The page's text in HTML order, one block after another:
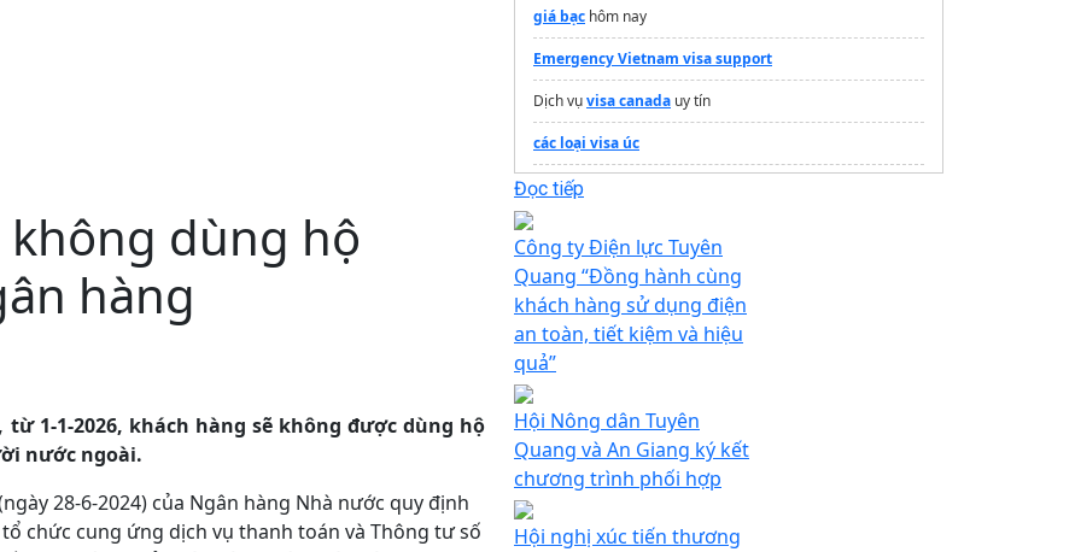
không dùng hộ
hàng
1-1-2026, khách hàng sẽ không được dùng hộ
nước ngoài.
28-6-2024) của Ngân hàng Nhà nước quy định
chức cung ứng dịch vụ thanh toán và Thông tư số
giá bạc hôm nay
Emergency Vietnam visa support
Dịch vụvisa canada uy tín
các loại visa úc
Trang thông tin dự án
Đọc tiếp
Công ty Điện lực Tuyên
Quang “Đồng hành cùng
khách hàng sử dụng điện
an toàn, tiết kiệm và hiệu
quả”
Hội Nông dân Tuyên
Quang và An Giang ký kết
chương trình phối hợp
Hội nghị xúc tiến thương